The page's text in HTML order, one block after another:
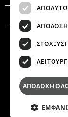
VELUSO BOUTIQUE
©
Veluso Boutique
ΑΠΟΔΟΧΗ